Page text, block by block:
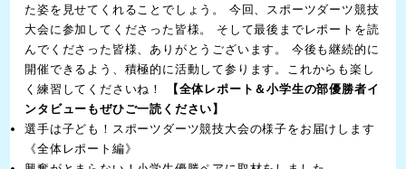
た姿を見せてくれることでしょう。 今回、スポーツダーツ競技
大会に参加してくださった皆様。 そして最後までレポートを読
んでくださった皆様、ありがとうございます。 今後も継続的に
開催できるよう、積極的に活動して参ります。これからも楽し
く練習してくださいね！
【全体レポート＆小学生の部優勝者イ
ンタビューもぜひご一読ください】
選手は子ども！スポーツダーツ競技大会の様子をお届けします
《全体レポート編》